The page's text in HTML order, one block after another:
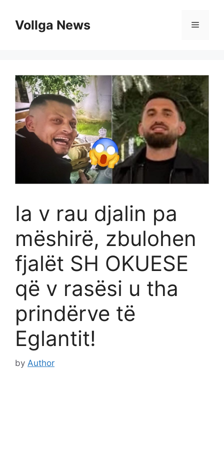
contentVollga News Menu
Ia v rau djalin pa
mëshirë, zbulohen
fjalët SH OKUESE
që v rasësi u tha
prindërve të
Eglantit!
by Author